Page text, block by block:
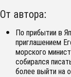
От автора:
По прибытии в
приглашением
морского
собирался
более выйти на